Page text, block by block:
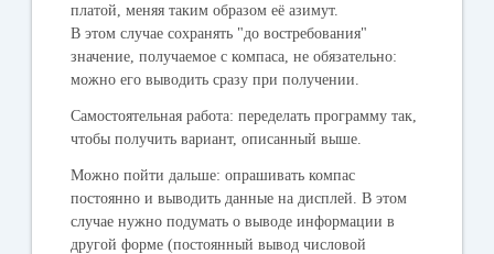
платой, меняя таким образом её азимут.
В этом случае сохранять "до востребования"
значение, получаемое с компаса, не обязательно:
можно его выводить сразу при получении.
Самостоятельная работа: переделать программу так,
чтобы получить вариант, описанный выше.
Можно пойти дальше: опрашивать компас
постоянно и выводить данные на дисплей. В этом
случае нужно подумать о выводе информации в
другой форме (постоянный вывод числовой